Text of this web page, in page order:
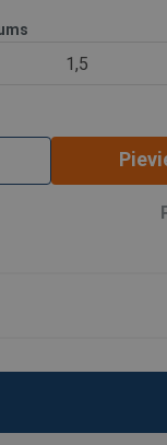
līmenī
1,5